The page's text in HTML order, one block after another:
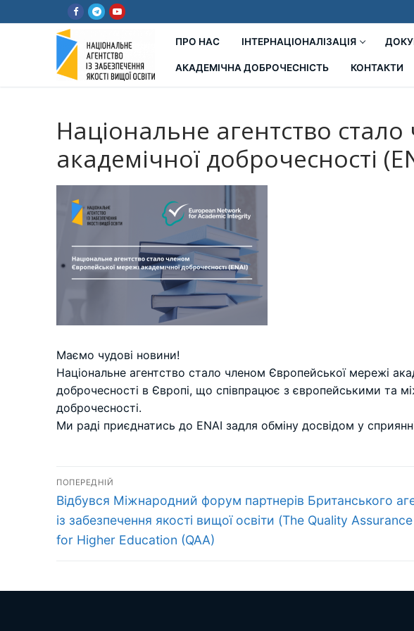
до
ПРО НАС ІНТЕРНАЦІОНАЛІЗАЦІЯ
АКАДЕМІЧНА ДОБРОЧЕСНІСТЬ КОНТАКТИ
Національне агентство
академічної доброчесності
Маємо чудові новини!
Національне агентство стало членом Європейської мережі
доброчесності в Європі, що співпрацює з європейськими та
доброчесності.
Ми раді приєднатись до ENAI задля обміну досвідом у
Навігація
записів
ПОПЕРЕДНІЙ
Попередній
запис:
Відбувся Міжнародний форум партнерів Британського
із забезпечення якості вищої освіти (The Quality
for Higher Education (QAA)